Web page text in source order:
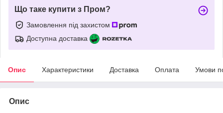
Що таке купити з Пром?
Замовлення під захистом
Доступна доставка
Опис Характеристики Доставка Оплата Умови
Опис